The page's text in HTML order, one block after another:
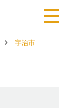
宇治市